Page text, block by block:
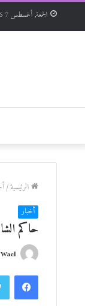
الجمعة, أغسطس 7 2026
الرئيسية/
أخبار
حاكم
Wael
فيسبوك